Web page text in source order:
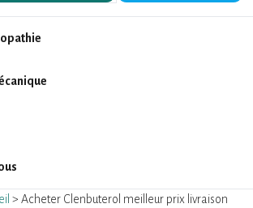
> Acheter Clenbuterol meilleur prix livraison